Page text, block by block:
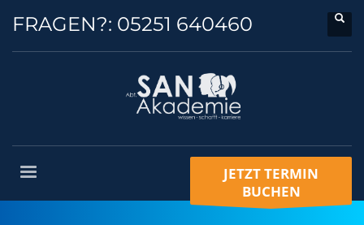
FRAGEN?: 05251 640460
JETZT TERMIN
BUCHEN